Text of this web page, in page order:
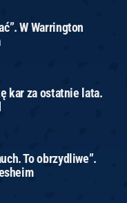
W Warrington
kar za ostatnie lata.
To obrzydliwe”.